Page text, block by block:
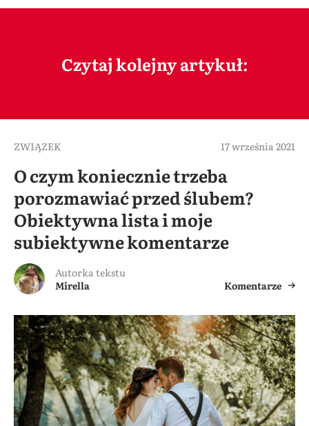
Czytaj kolejny artykuł:
ZWIĄZEK 17 września 2021
O czym koniecznie trzeba
porozmawiać przed ślubem?
Obiektywna lista i moje
subiektywne komentarze
Autorka tekstu
Mirella
Komentarze